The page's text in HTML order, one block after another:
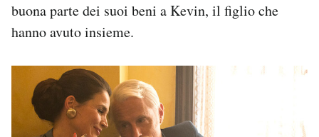
buona parte dei suoi beni a Kevin, il figlio che
hanno avuto insieme.